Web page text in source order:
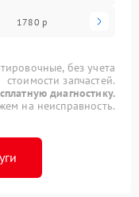
1780 р
без учета
стоимости запчастей.
диагностику.
на неисправность.